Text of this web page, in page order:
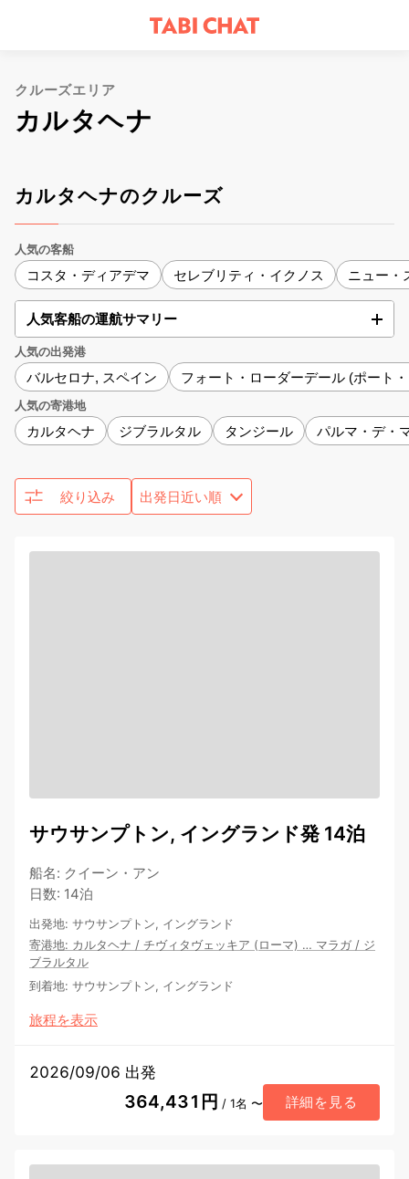
クルーズエリア
カルタヘナ
カルタヘナのクルーズ
人気の客船
コスタ・ディアデマ セレブリティ・イクノス ニュー・
人気客船の運航サマリー
人気の出発港
バルセロナ, スペイン フォート・ローダーデール (ポート
人気の寄港地
カルタヘナ ジブラルタル タンジール パルマ・デ・
絞り込み
サウサンプトン, イングランド発 14泊
船名: クイーン・アン
日数: 14泊
出発地: サウサンプトン, イングランド
寄港地: カルタヘナ / チヴィタヴェッキア (ローマ) … マラガ / ジ
ブラルタル
到着地: サウサンプトン, イングランド
旅程を表示
2026/09/06 出発
364,431円 / 1名 〜 詳細を見る